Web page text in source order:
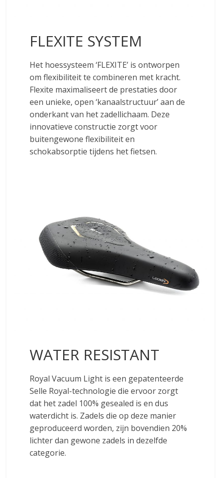
FLEXITE SYSTEM
Het hoessysteem ‘FLEXITE’ is ontworpen
om flexibiliteit te combineren met kracht.
Flexite maximaliseert de prestaties door
een unieke, open ‘kanaalstructuur’ aan de
onderkant van het zadellichaam. Deze
innovatieve constructie zorgt voor
buitengewone flexibiliteit en
schokabsorptie tijdens het fietsen.
WATER RESISTANT
Royal Vacuum Light is een gepatenteerde
Selle Royal-technologie die ervoor zorgt
dat het zadel 100% gesealed is en dus
waterdicht is. Zadels die op deze manier
geproduceerd worden, zijn bovendien 20%
lichter dan gewone zadels in dezelfde
categorie.